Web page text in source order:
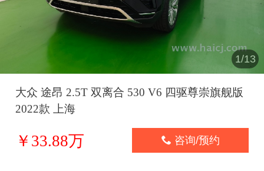
1/13
大众 途昂 2.5T 双离合 530 V6 四驱尊崇旗舰版
2022款 上海
￥33.88万  咨询/预约